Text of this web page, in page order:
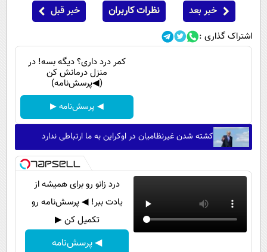
خبر بعد نظرات کاربران خبر قبل
اشتراک گذاری :
کمر درد داری؟ دیگه بسه! در
منزل درمانش کن
(◀پرسش‌نامه)
◀ پرسش‌نامه ▶
کشته شدن غیرنظامیان در اوکراین به ما ارتباطی ندارد
درد زانو رو برای همیشه از
یادت ببر! ◀ پرسش‌نامه رو
تکمیل کن ▶
◀ پرسش‌نامه